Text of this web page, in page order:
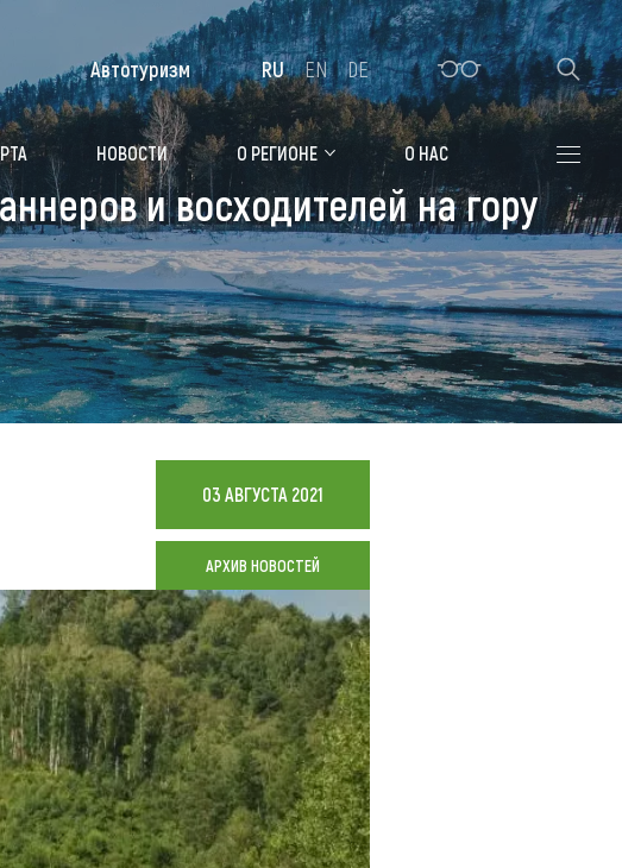
форум Алтайская зимовка
Где остановиться
Санатории
Гостиницы, отели
Коттеджи, базы
Сельские усадьбы
Мотели, придорожные отели
Алтай
Коллекция впечатлений
Блог путешественника
Видеогалерея
Фотогалерея
НОВОСТИ О РЕГИОНЕ О НАС
Автотуризм RU EN DE
и восходителей на гору
03 АВГУСТА 2021
АРХИВ НОВОСТЕЙ